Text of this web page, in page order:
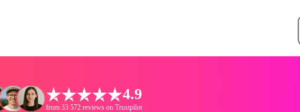
4.9
from 33 572 reviews on Trustpilot